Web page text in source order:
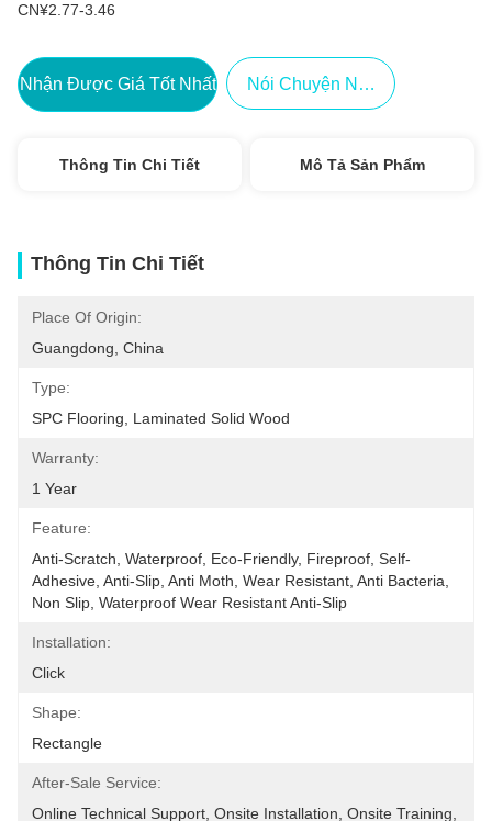
CN¥2.77-3.46
Nhận Được Giá Tốt Nhất Nói Chuyện Ngay.
Thông Tin Chi Tiết Mô Tả Sản Phẩm
Thông Tin Chi Tiết
Place Of Origin:
Guangdong, China
Type:
SPC Flooring, Laminated Solid Wood
Warranty:
1 Year
Feature:
Anti-Scratch, Waterproof, Eco-Friendly, Fireproof, Self-
Adhesive, Anti-Slip, Anti Moth, Wear Resistant, Anti Bacteria,
Non Slip, Waterproof Wear Resistant Anti-Slip
Installation:
Click
Shape:
Rectangle
After-Sale Service:
Online Technical Support, Onsite Installation, Onsite Training,